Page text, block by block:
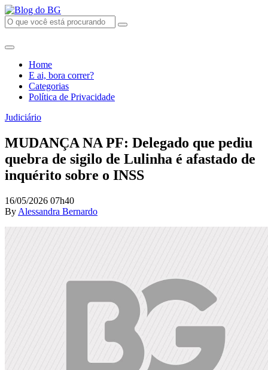
Home
E ai, bora correr?
Categorias
Política de Privacidade
Judiciário
MUDANÇA NA PF: Delegado que pediu
quebra de sigilo de Lulinha é afastado de
inquérito sobre o INSS
16/05/2026 07h40
By Alessandra Bernardo